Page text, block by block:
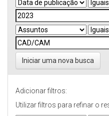
Iniciar uma nova busca
Adicionar filtros:
Utilizar filtros para refinar o